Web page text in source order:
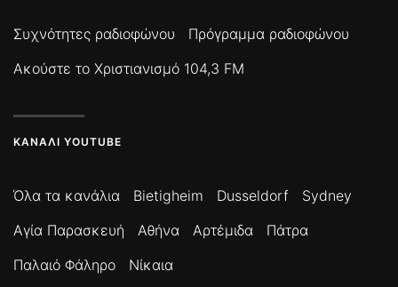
Συχνότητες ραδιοφώνου
Πρόγραμμα ραδιοφώνου
Ακούστε το Χριστιανισμό 104,3 FM
ΚΑΝΆΛΙ YOUTUBE
Όλα τα κανάλια Bietigheim Dusseldorf
Sydney
Αγία Παρασκευή
Αθήνα Αρτέμιδα
Πάτρα
Παλαιό Φάληρο
Νίκαια